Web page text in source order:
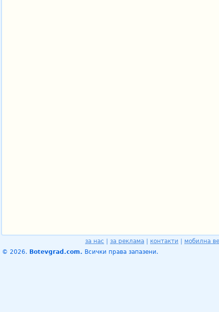
за нас за реклама контакти
мобилна
© 2026. Botevgrad.com. Всички права запазени.